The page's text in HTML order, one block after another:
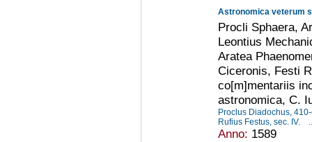
Procli Sphaera,
Leontius
Aratea
Ciceronis, Festi
co[m]mentariis
astronomica, C.
Proclus Diadochus,
Rufius Festus, sec. IV.
Anno: 1589